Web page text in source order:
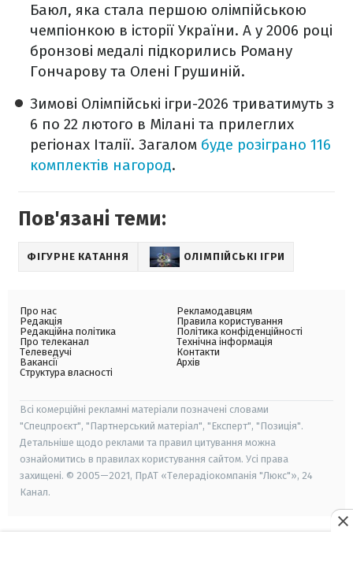
Баюл, яка стала першою олімпійською
чемпіонкою в історії України. А у 2006 році
бронзові медалі підкорились Роману
Гончарову та Олені Грушиній.
Зимові Олімпійські ігри-2026 триватимуть з
6 по 22 лютого в Мілані та прилеглих
регіонах Італії. Загалом буде розіграно 116
комплектів нагород.
Пов'язані теми:
ФІГУРНЕ КАТАННЯ ОЛІМПІЙСЬКІ ІГРИ
Про нас
Редакція
Редакційна політика
Про телеканал
Телеведучі
Вакансії
Структура власності
Рекламодавцям
Правила користування
Політика конфіденційності
Технічна інформація
Контакти
Архів
Всі комерційні рекламні матеріали позначені словами
"Спецпроєкт", "Партнерський матеріал", "Експерт", "Позиція".
Детальніше щодо реклами та правил цитування можна
ознайомитись в правилах користування сайтом. Усі права
захищені. © 2005—2021, ПрАТ «Телерадіокомпанія "Люкс"», 24
Канал.